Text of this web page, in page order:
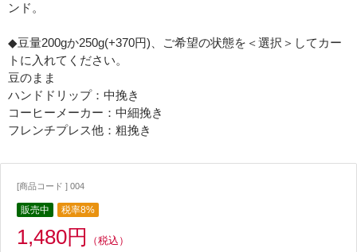
ンド。
◆豆量200gか250g(+370円)、ご希望の状態を＜選択＞してカー
トに入れてください。
豆のまま
ハンドドリップ：中挽き
コーヒーメーカー：中細挽き
フレンチプレス他：粗挽き
[商品コード ] 004
販売中 税率8%
1,480円 （税込）